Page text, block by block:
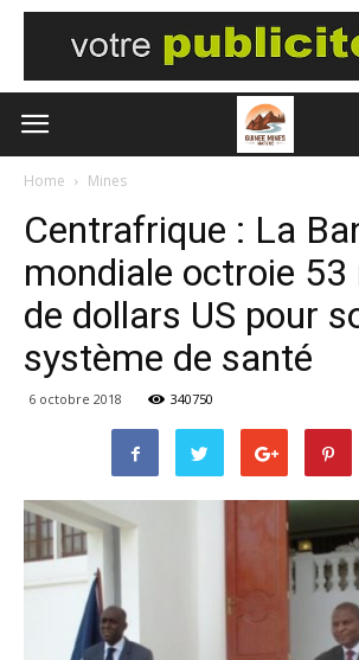
Home Mines
Centrafrique : La
mondiale octroie 53
de dollars US pour
système de santé
6 octobre 2018 340750